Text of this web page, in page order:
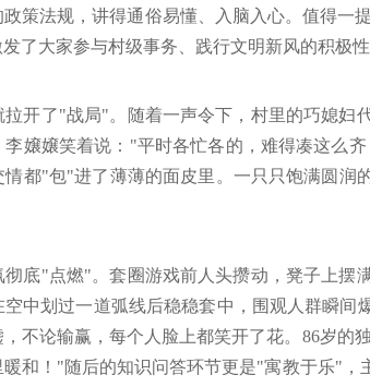
策法规，讲得通俗易懂、入脑入心。值得一
了大家参与村级事务、践行文明新风的积极
开了"战局"。随着一声令下，村里的巧媳妇
嬢嬢笑着说："平时各忙各的，难得凑这么
都"包"进了薄薄的面皮里。一只只饱满圆润
底"点燃"。套圈游戏前人头攒动，凳子上摆
中划过一道弧线后稳稳套中，围观人群瞬
不论输赢，每个人脸上都笑开了花。86岁的
和！"随后的知识问答环节更是"寓教于乐"